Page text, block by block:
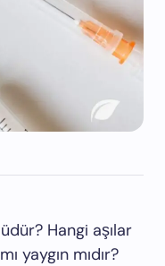
Hangi aşılar
yaygın mıdır?